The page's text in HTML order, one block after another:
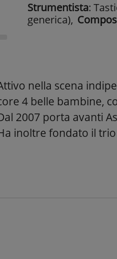
Strumentista:
generica),
nella scena
4 belle bambine,
2007 porta avanti
inoltre fondato il trio